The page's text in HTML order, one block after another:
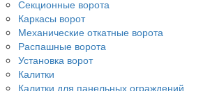
Секционные ворота
Каркасы ворот
Механические откатные ворота
Распашные ворота
Установка ворот
Калитки
Калитки для панельных ограждений